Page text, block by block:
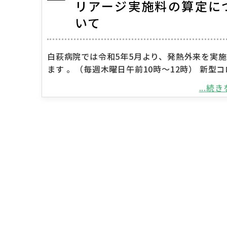
リアージ実施料の算定に
いて
白萩病院では令和5年5月より、発熱外来を実
ます 。（毎週木曜日午前10時～12時） 新型コ
...続き